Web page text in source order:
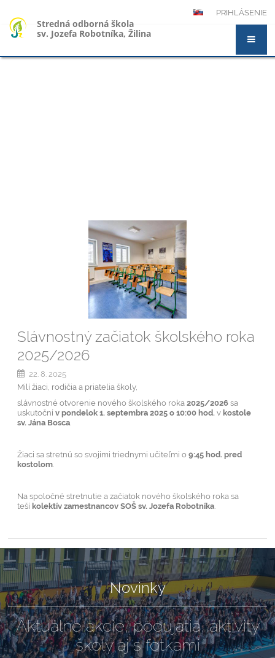
PRIHLÁSENIE
Stredná odborná škola
sv. Jozefa Robotníka, Žilina
Slávnostný začiatok školského roka
2025/2026
22. 8. 2025
Milí žiaci, rodičia a priatelia školy,
slávnostné otvorenie nového školského roka2025/2026sa
uskutočnív pondelok 1. septembra 2025 o 10:00 hod. vkostole
sv. Jána Bosca
Žiaci sa stretnú so svojimi triednymi učiteľmi o9:45 hod. pred
kostolom
Na spoločné stretnutie a začiatok nového školského roka sa
tešíkolektív zamestnancov SOŠ sv. Jozefa Robotníka
Novinky
Aktuálne akcie, podujatia, aktivity
školy aj s fotkami